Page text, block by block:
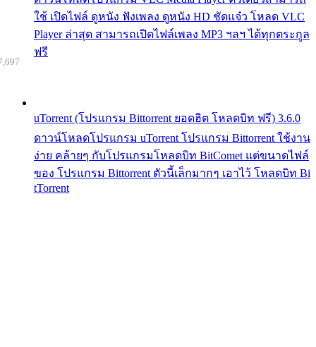
ใช้ เปิดไฟล์ ดูหนัง ฟังเพลง ดูหนัง HD ชัดแจ๋ว โหลด VLC
Player ล่าสุด สามารถเปิดไฟล์เพลง MP3 ฯลฯ ได้ทุกตระกูล
ฟรี
uTorrent (โปรแกรม Bittorrent ยอดฮิต โหลดบิท ฟรี) 3.6.0
ดาวน์โหลดโปรแกรม uTorrent โปรแกรม Bittorrent ใช้งาน
ง่าย คล้ายๆ กับโปรแกรมโหลดบิท BitComet แต่ขนาดไฟล์
ของ โปรแกรม Bittorrent ตัวนี้เล็กมากๆ เอาไว้ โหลดบิท Bi
tTorrent